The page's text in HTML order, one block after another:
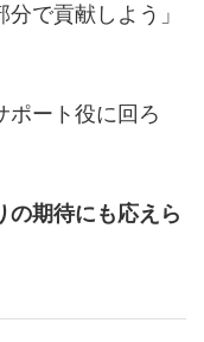
で貢献しよう」
ポート役に回ろ
の期待にも応えら